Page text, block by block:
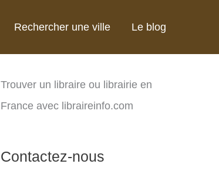
Rechercher une ville Le blog
Trouver un libraire ou librairie en
France avec libraireinfo.com
Contactez-nous